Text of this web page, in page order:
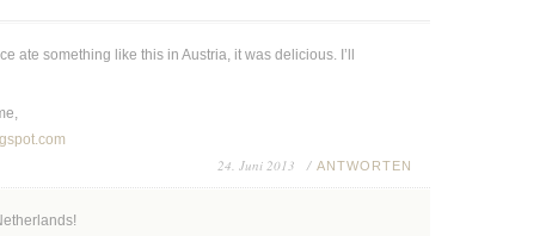
ate something like this in Austria, it was delicious. I’ll
24. Juni 2013 / ANTWORTEN